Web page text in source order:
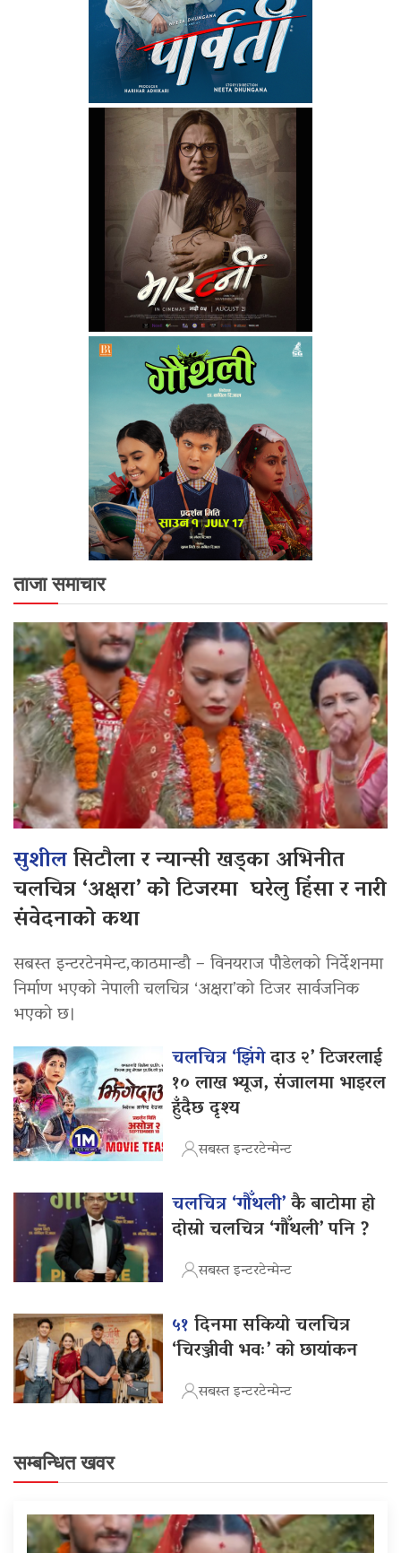
ताजा समाचार
सुशीलसिटौला र न्यान्सी खड्का अभिनीत
चलचित्र ‘अक्षरा’ को टिजरमा घरेलु हिंसा र नारी
संवेदनाको कथा
सबस्त इन्टरटेनमेन्ट,काठमान्डौ – विनयराज पौडेलको निर्देशनमा
निर्माण भएको नेपाली चलचित्र ‘अक्षरा’को टिजर सार्वजनिक
भएको छ।
चलचित्र ‘झिंगेदाउ २’ टिजरलाई
१० लाख भ्यूज, संजालमा भाइरल
हुँदैछ दृश्य
सबस्त इन्टरटेन्मेन्ट
चलचित्र ‘गौँथली’कै बाटोमा हो
दोस्रो चलचित्र ‘गौँथली’ पनि ?
सबस्त इन्टरटेन्मेन्ट
५१दिनमा सकियो चलचित्र
‘चिरञ्जीवी भवः’ को छायांकन
सबस्त इन्टरटेन्मेन्ट
सम्बन्धित खवर